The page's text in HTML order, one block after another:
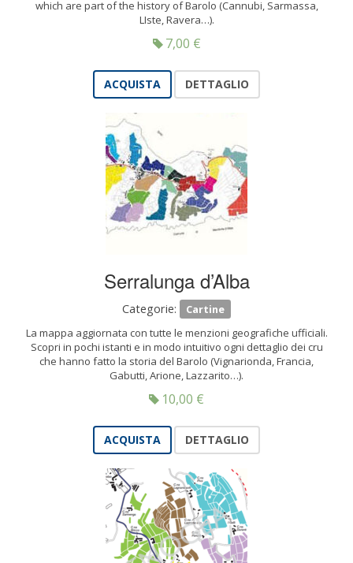
which are part of the history of Barolo (Cannubi, Sarmassa,
LIste, Ravera…).
7,00 €
ACQUISTA DETTAGLIO
Serralunga d’Alba
Categorie:
Cartine
La mappa aggiornata con tutte le menzioni geografiche ufficiali.
Scopri in pochi istanti e in modo intuitivo ogni dettaglio dei cru
che hanno fatto la storia del Barolo (Vignarionda, Francia,
Gabutti, Arione, Lazzarito…).
10,00 €
ACQUISTA DETTAGLIO